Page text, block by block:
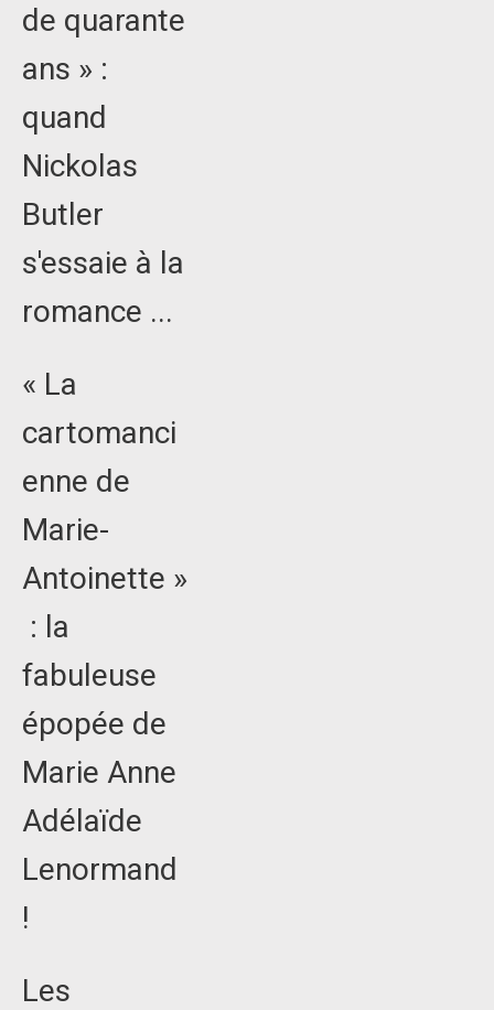
de quarante
ans » :
quand
Nickolas
Butler
s'essaie à la
romance ...
« La
cartomanci
enne de
Marie-
Antoinette »
: la
fabuleuse
épopée de
Marie Anne
Adélaïde
Lenormand
!
Les